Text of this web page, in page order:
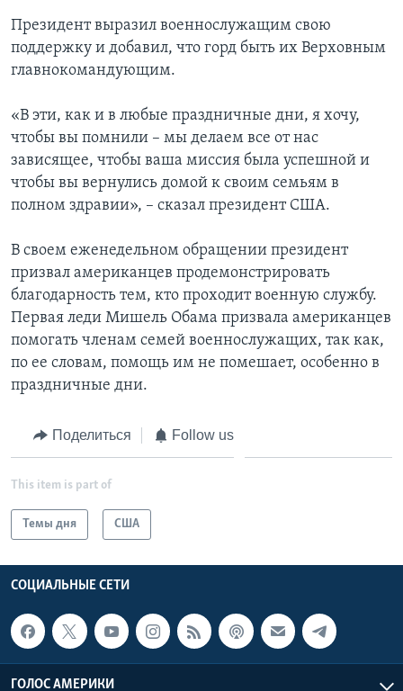
Президент выразил военнослужащим свою
поддержку и добавил, что горд быть их Верховным
главнокомандующим.
«В эти, как и в любые праздничные дни, я хочу,
чтобы вы помнили – мы делаем все от нас
зависящее, чтобы ваша миссия была успешной и
чтобы вы вернулись домой к своим семьям в
полном здравии», – сказал президент США.
В своем еженедельном обращении президент
призвал американцев продемонстрировать
благодарность тем, кто проходит военную службу.
Первая леди Мишель Обама призвала американцев
помогать членам семей военнослужащих, так как,
по ее словам, помощь им не помешает, особенно в
праздничные дни.
Поделиться Follow us
This item is part of
Темы дня США
СОЦИАЛЬНЫЕ СЕТИ
ГОЛОС АМЕРИКИ